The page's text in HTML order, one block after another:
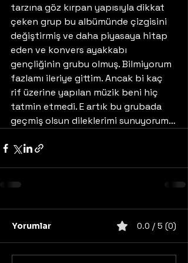
tarzına göz kırpan yapısıyla dikkat
çeken grup bu albümünde çizgisini
değiştirmiş ve daha piyasaya hitap
eden ve konvers ayakkabı
gençliğinin grubu olmuş. Bilmiyorum
fazlamı ileriye gittim. Ancak bi kaç
rif üzerine yapılan müzik beni hiç
tatmin etmedi. E artık bu grubada
geçmiş olsun dileklerimi sunuyorum…
Yorumlar 0.0 / 5 (0)